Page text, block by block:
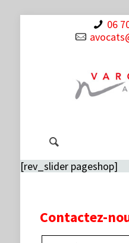
06
[rev_slider pageshop]
Contactez-